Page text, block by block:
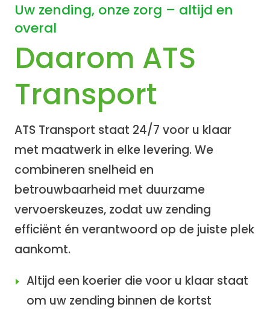
Uw zending, onze zorg – altijd en
overal
Daarom ATS
Transport
ATS Transport staat 24/7 voor u klaar
met maatwerk in elke levering. We
combineren snelheid en
betrouwbaarheid met duurzame
vervoerskeuzes, zodat uw zending
efficiënt én verantwoord op de juiste plek
aankomt.
Altijd een koerier die voor u klaar staat
om uw zending binnen de kortst